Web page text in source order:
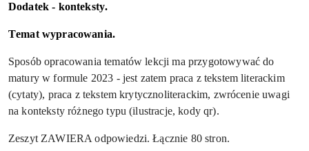
Dodatek - konteksty.
Temat wypracowania.
Sposób opracowania tematów lekcji ma przygotowywać do
matury w formule 2023 - jest zatem praca z tekstem literackim
(cytaty), praca z tekstem krytycznoliterackim, zwrócenie uwagi
na konteksty różnego typu (ilustracje, kody qr).
Zeszyt ZAWIERA odpowiedzi. Łącznie 80 stron.